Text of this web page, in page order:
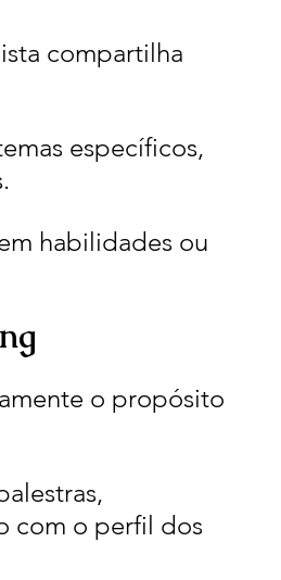
compartilha
específicos,
habilidades ou
o propósito
com o perfil dos